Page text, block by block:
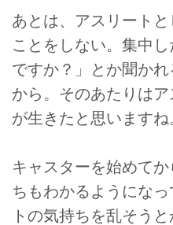
あとは、アスリート
ことをしない。集中
ですか？」とか聞か
から。そのあたりは
が生きたと思いますね
キャスターを始めて
ちもわかるようにな
トの気持ちを乱そう